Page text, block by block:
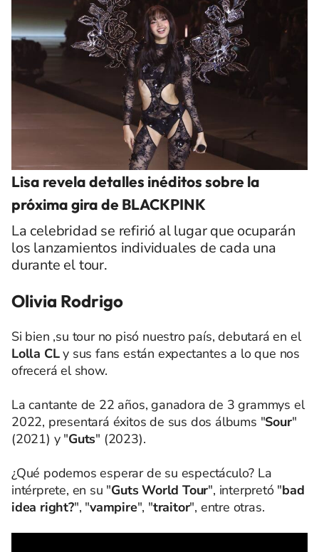
Lisa revela detalles inéditos sobre la
próxima gira de BLACKPINK
La celebridad se refirió al lugar que ocuparán
los lanzamientos individuales de cada una
durante el tour.
Olivia Rodrigo
Si bien ,su tour no pisó nuestro país, debutará en el
Lolla CLy sus fans están expectantes a lo que nos
ofrecerá el show.
La cantante de 22 años, ganadora de 3 grammys el
2022, presentará éxitos de sus dos álbums "Sour"
(2021) y "Guts" (2023).
¿Qué podemos esperar de su espectáculo? La
intérprete, en su "Guts World Tour", interpretó "bad
idea right?", "vampire", "traitor", entre otras.